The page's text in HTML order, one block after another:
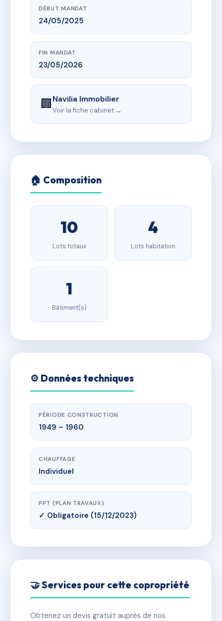
DÉBUT MANDAT
24/05/2025
FIN MANDAT
23/05/2026
🏢Navilia Immobilier
Voir la fiche cabinet →
🏠 Composition
10
Lots totaux
4
Lots habitation
1
Bâtiment(s)
⚙️ Données techniques
PÉRIODE CONSTRUCTION
1949 – 1960
CHAUFFAGE
Individuel
PPT (PLAN TRAVAUX)
✓ Obligatoire (15/12/2023)
🤝 Services pour cette copropriété
Obtenez un devis gratuit auprès de nos